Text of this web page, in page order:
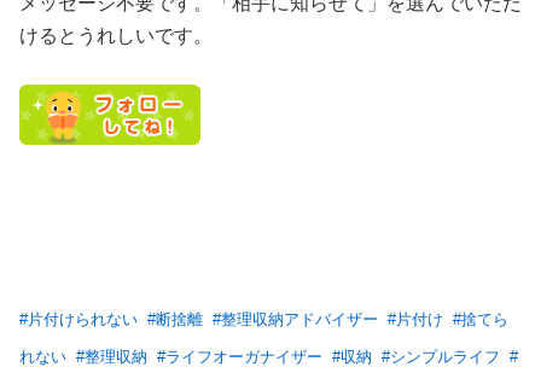
けるとうれしいです。
#片付けられない #断捨離 #整理収納アドバイザー #片付け #捨てら
れない #整理収納 #ライフオーガナイザー #収納 #シンプルライフ #